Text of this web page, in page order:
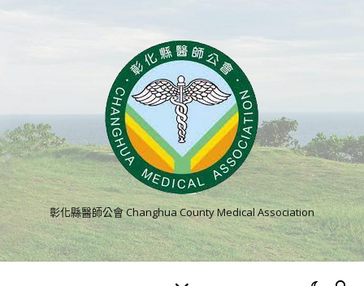
彰化縣醫師公會 Changhua County Medical Association